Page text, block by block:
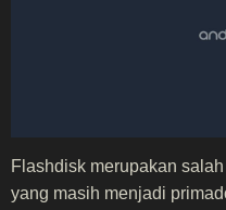
Flashdisk merupakan
yang masih menjadi